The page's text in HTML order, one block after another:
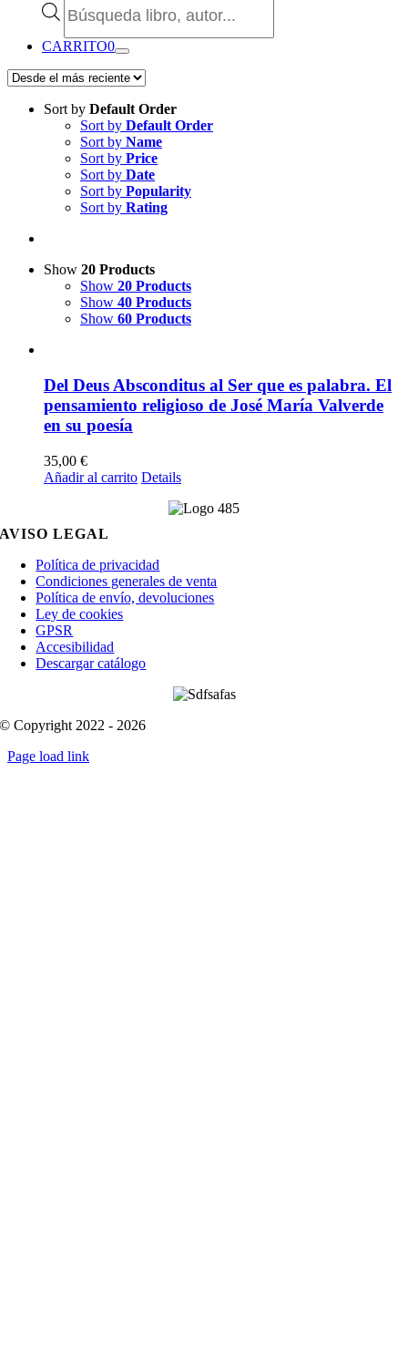
de
CARRITO0
Sort by Default Order
Sort by Default Order
Sort by Name
Sort by Price
Sort by Date
Sort by Popularity
Sort by Rating
Show 20 Products
Show 20 Products
Show 40 Products
Show 60 Products
Del Deus Absconditus al Ser que es palabra. El
pensamiento religioso de José María Valverde
en su poesía
35,00 €
Añadir al carrito Details
AVISO LEGAL
Política de privacidad
Condiciones generales de venta
Política de envío, devoluciones
Ley de cookies
GPSR
Accesibilidad
Descargar catálogo
© Copyright 2022 - 2026
Page load link